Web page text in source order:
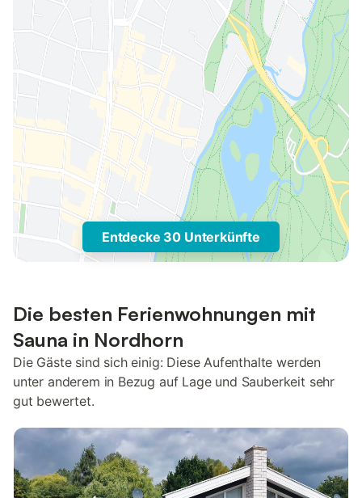
Entdecke 30 Unterkünfte
Die besten Ferienwohnungen mit
Sauna in Nordhorn
Die Gäste sind sich einig: Diese Aufenthalte werden
unter anderem in Bezug auf Lage und Sauberkeit sehr
gut bewertet.